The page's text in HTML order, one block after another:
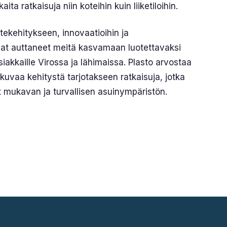
ratkaisuja niin koteihin kuin liiketiloihin.
innovaatioihin ja
auttaneet meitä kasvamaan luotettavaksi
Virossa ja lähimaissa. Plasto arvostaa
kehitystä tarjotakseen ratkaisuja, jotka
ja turvallisen asuinympäristön.